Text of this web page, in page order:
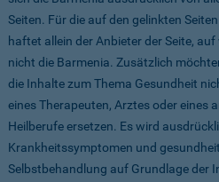
Seiten. Für die auf den gelinkten
haftet allein der Anbieter der Seite,
nicht die Barmenia. Zusätzlich
die Inhalte zum Thema Gesundheit
eines Therapeuten, Arztes oder eines
Heilberufe ersetzen. Es wird
Krankheitssymptomen und
Selbstbehandlung auf Grundlage der